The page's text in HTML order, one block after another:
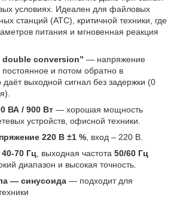
условиях. Идеален для файловых
станций (АТС), критичной техники, где
питания и мгновенная реакция
double conversion” — напряжение
постоянное и потом обратно в
выходной сигнал без задержки (0
ВА / 900 Вт — хорошая мощность
устройств, офисной техники.
220 В ±1 % , вход – 220 В.
40-70 Гц , выходная частота 50/60 Гц
диапазон и высокая точность.
— синусоида — подходит для